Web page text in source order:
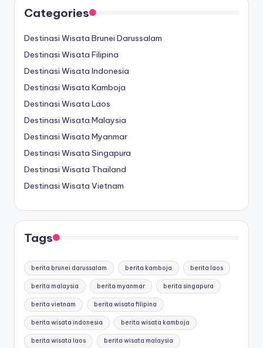
Categories
Destinasi Wisata Brunei Darussalam
Destinasi Wisata Filipina
Destinasi Wisata Indonesia
Destinasi Wisata Kamboja
Destinasi Wisata Laos
Destinasi Wisata Malaysia
Destinasi Wisata Myanmar
Destinasi Wisata Singapura
Destinasi Wisata Thailand
Destinasi Wisata Vietnam
Tags
berita brunei darussalam berita kamboja berita laos
berita malaysia berita myanmar berita singapura
berita vietnam berita wisata filipina
berita wisata indonesia berita wisata kamboja
berita wisata laos berita wisata malaysia